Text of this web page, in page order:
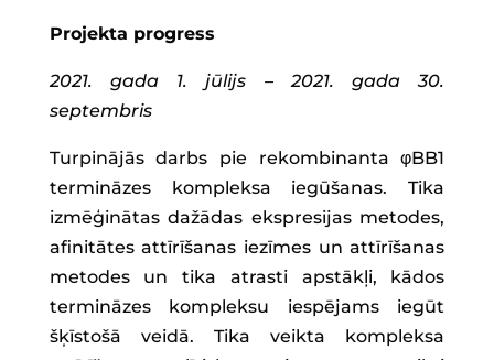
Projekta progress
2021. gada 1. jūlijs – 2021. gada 30.
septembris
Turpinājās darbs pie rekombinanta φBB1
termināzes kompleksa iegūšanas. Tika
izmēģinātas dažādas ekspresijas metodes,
afinitātes attīrīšanas iezīmes un attīrīšanas
metodes un tika atrasti apstākļi, kādos
termināzes kompleksu iespējams iegūt
šķīstošā veidā. Tika veikta kompleksa